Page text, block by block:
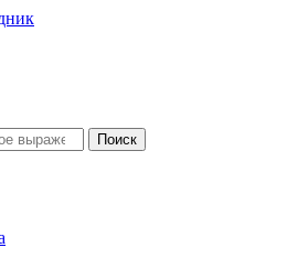
Поиск